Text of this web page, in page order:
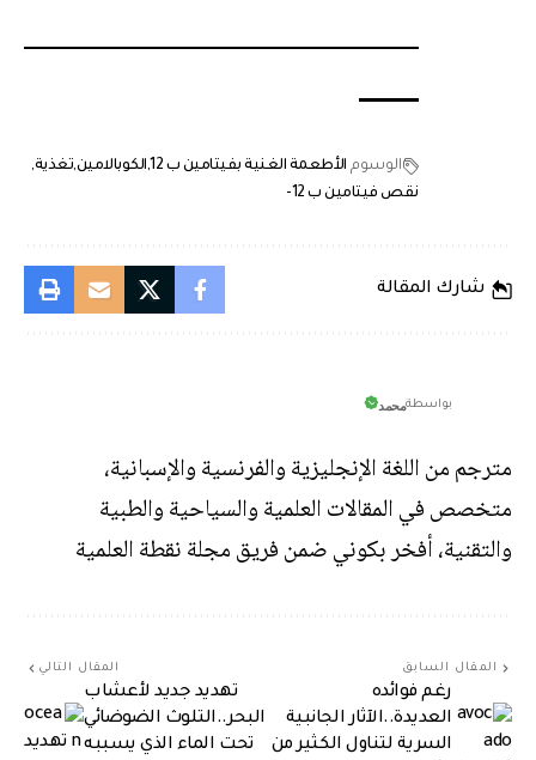
الوسوم الأطعمة الغنية بفيتامين ب 12 الكوبالامينتغذية
نقص فيتامين ب 12-
شارك المقالة
بواسطةمحمد
مترجم من اللغة الإنجليزية والفرنسية والإسبانية،
متخصص في المقالات العلمية والسياحية والطبية
والتقنية، أفخر بكوني ضمن فريق مجلة نقطة العلمية
المقال السابق
رغم فوائده
العديدة..الآثار الجانبية
السرية لتناول الكثير من
المقال التالي
تهديد جديد لأعشاب
البحر..التلوث الضوضائي
تحت الماء الذي يسببه